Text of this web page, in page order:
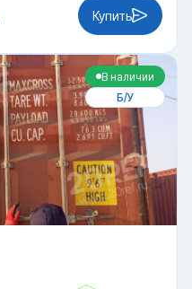
Купить
В наличии
Б/У